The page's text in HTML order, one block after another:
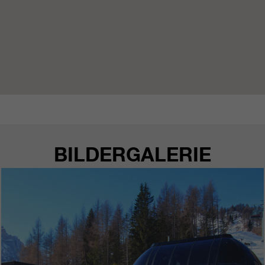
BILDERGALERIE